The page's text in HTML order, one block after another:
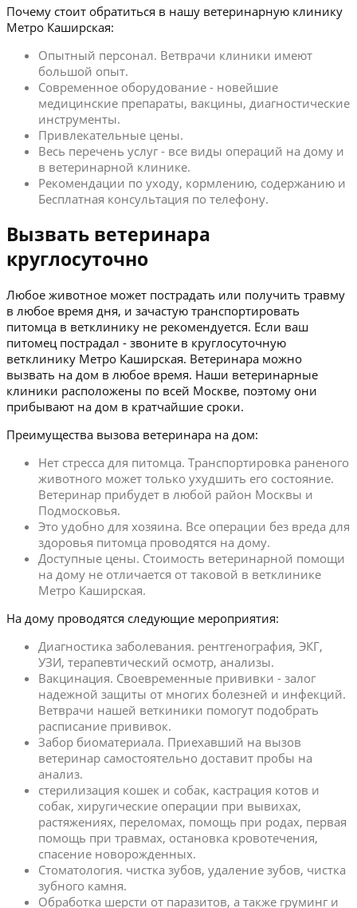
Почему стоит обратиться в нашу ветеринарную клинику
Метро Каширская:
Опытный персонал. Ветврачи клиники имеют
большой опыт.
Современное оборудование - новейшие
медицинские препараты, вакцины, диагностические
инструменты.
Привлекательные цены.
Весь перечень услуг - все виды операций на дому и
в ветеринарной клинике.
Рекомендации по уходу, кормлению, содержанию и
Бесплатная консультация по телефону.
Вызвать ветеринара
круглосуточно
Любое животное может пострадать или получить травму
в любое время дня, и зачастую транспортировать
питомца в ветклинику не рекомендуется. Если ваш
питомец пострадал - звоните в круглосуточную
ветклинику Метро Каширская. Ветеринара можно
вызвать на дом в любое время. Наши ветеринарные
клиники расположены по всей Москве, поэтому они
прибывают на дом в кратчайшие сроки.
Преимущества вызова ветеринара на дом:
Нет стресса для питомца. Транспортировка раненого
животного может только ухудшить его состояние.
Ветеринар прибудет в любой район Москвы и
Подмосковья.
Это удобно для хозяина. Все операции без вреда для
здоровья питомца проводятся на дому.
Доступные цены. Стоимость ветеринарной помощи
на дому не отличается от таковой в ветклинике
Метро Каширская.
На дому проводятся следующие мероприятия:
Диагностика заболевания. рентгенография, ЭКГ,
УЗИ, терапевтический осмотр, анализы.
Вакцинация. Своевременные прививки - залог
надежной защиты от многих болезней и инфекций.
Ветврачи нашей веткиники помогут подобрать
расписание прививок.
Забор биоматериала. Приехавший на вызов
ветеринар самостоятельно доставит пробы на
анализ.
стерилизация кошек и собак, кастрация котов и
собак, хиругические операции при вывихах,
растяжениях, переломах, помощь при родах, первая
помощь при травмах, остановка кровотечения,
спасение новорожденных.
Стоматология. чистка зубов, удаление зубов, чистка
зубного камня.
Обработка шерсти от паразитов, а также груминг и